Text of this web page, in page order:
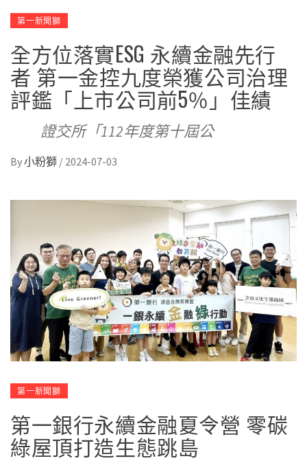
第一新聞獅
全方位落實ESG 永續金融先行
者 第一金控九度榮獲公司治理
評鑑「上市公司前5％」佳績
證交所「112年度第十屆公
By小粉獅 / 2024-07-03
第一新聞獅
第一銀行永續金融夏令營 零碳
綠屋頂打造生態跳島